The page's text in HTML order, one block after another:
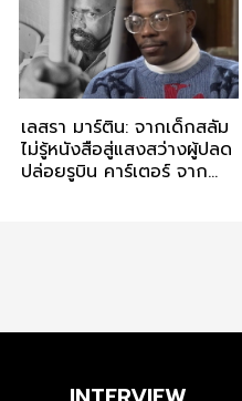
เลสรา มาร์ติน: จากเด็กสลัม
ไม่รู้หนังสือสู่แสงสว่างผู้ปลด
ปล่อยรูบิน คาร์เตอร์ จาก